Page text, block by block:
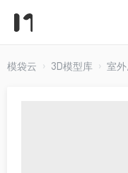
模袋云 3D模型库 室